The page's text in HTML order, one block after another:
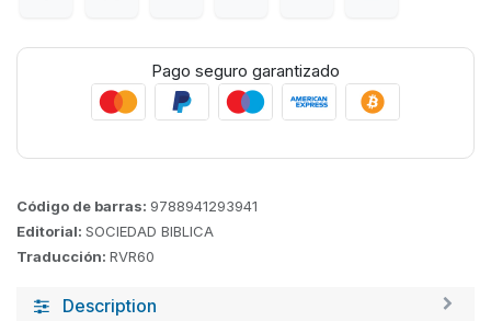
Pago seguro garantizado
Código de barras: 9788941293941
Editorial: SOCIEDAD BIBLICA
Traducción: RVR60
Description